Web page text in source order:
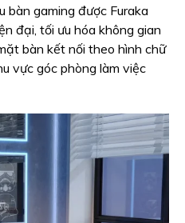
bàn gaming được Furaka
đại, tối ưu hóa không gian
bàn kết nối theo hình chữ
vực góc phòng làm việc